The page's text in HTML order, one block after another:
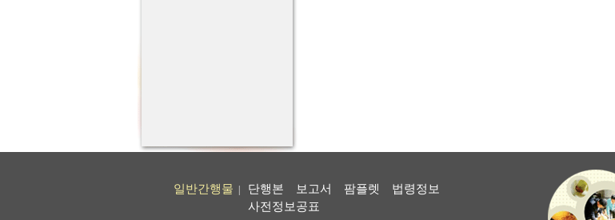
일반간행물 단행본 보고서 팜플렛
법령정보
사전정보공표